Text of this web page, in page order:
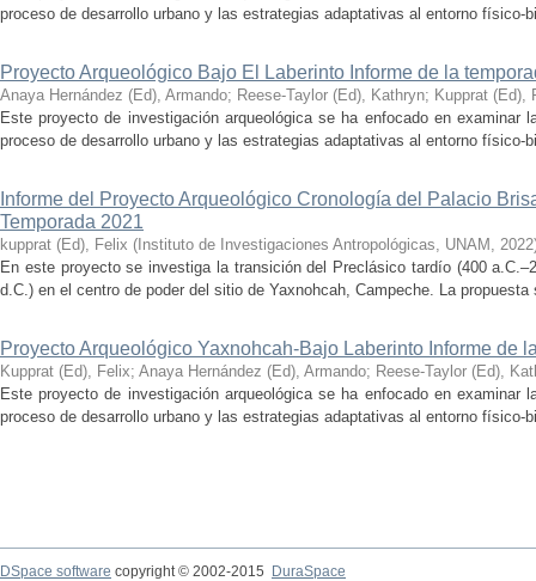
proceso de desarrollo urbano y las estrategias adaptativas al entorno físico-
Proyecto Arqueológico Bajo El Laberinto Informe de la
Anaya Hernández (Ed), Armando; Reese-Taylor (Ed), Kathryn; Kupprat (Ed),
Este proyecto de investigación arqueológica se ha enfocado en examinar
proceso de desarrollo urbano y las estrategias adaptativas al entorno físico-
Informe del Proyecto Arqueológico Cronología del Palacio
Temporada 2021
kupprat (Ed), Felix ( Instituto de Investigaciones Antropológicas, UNAM , 2022
En este proyecto se investiga la transición del Preclásico tardío (400
d.C.) en el centro de poder del sitio de Yaxnohcah, Campeche. La
Proyecto Arqueológico Yaxnohcah-Bajo Laberinto Informe de
Kupprat (Ed), Felix; Anaya Hernández (Ed), Armando; Reese-Taylor (Ed),
Este proyecto de investigación arqueológica se ha enfocado en examinar
proceso de desarrollo urbano y las estrategias adaptativas al entorno físico-
DSpace software copyright © 2002-2015
DuraSpace